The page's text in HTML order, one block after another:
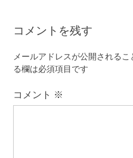
ー
シ
ョ
コメントを残す
メールアドレスが公開されるこ
る欄は必須項目です
コメント ※